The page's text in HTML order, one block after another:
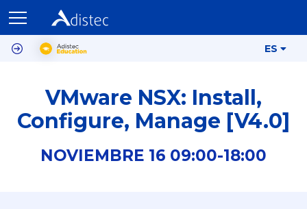
ES
VMware NSX: Install,
Configure, Manage [V4.0]
NOVIEMBRE 16 09:00-18:00